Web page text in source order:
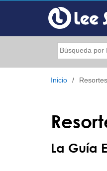
principal
Inicio
La Guía